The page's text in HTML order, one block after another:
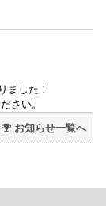
ました！
さい。
お知らせ一覧へ